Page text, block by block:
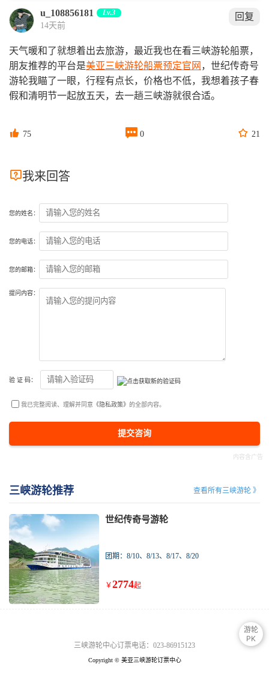
u_108856181 Lv.3
14天前
回复
天气暖和了就想着出去旅游，最近我也在看三峡游轮船票，
朋友推荐的平台是美亚三峡游轮船票预定官网 ，世纪传奇号
游轮我瞄了一眼，行程有点长，价格也不低，我想着孩子春
假和清明节一起放五天，去一趟三峡游就很合适。
 75  0  21
我来回答
您的姓名：
您的电话：
您的邮箱：
提问内容：
验 证 码：
我已完整阅读、理解并同意 《隐私政策》 的全部内容。
提交咨询
三峡游轮推荐 查看所有三峡游轮 》
世纪传奇号游轮
团期：8/10、8/13、8/17、8/20
￥2774起
三峡游轮中心订票电话：023-86915123
Copyright © 美亚三峡游轮订票中心
游轮
PK